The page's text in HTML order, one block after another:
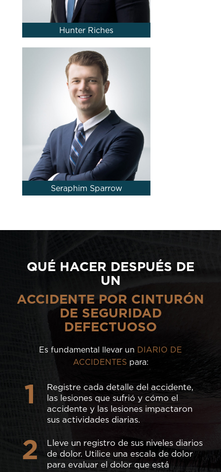
Hunter Riches
Seraphim Sparrow
QUÉ HACER DESPUÉS DE
UN
ACCIDENTE POR CINTURÓN
DE SEGURIDAD
DEFECTUOSO
Es fundamental llevar un DIARIO DE
ACCIDENTESpara:
1
Registre cada detalle del accidente,
las lesiones que sufrió y cómo el
accidente y las lesiones impactaron
sus actividades diarias.
2
Lleve un registro de sus niveles diarios
de dolor. Utilice una escala de dolor
para evaluar el dolor que está